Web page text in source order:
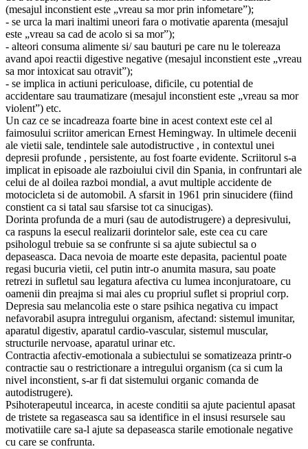
(mesajul inconstient este „vreau sa mor prin infometare”);
- se urca la mari inaltimi uneori fara o motivatie aparenta (mesajul
este „vreau sa cad de acolo si sa mor”);
- alteori consuma alimente si/ sau bauturi pe care nu le tolereaza
avand apoi reactii digestive negative (mesajul inconstient este „vreau
sa mor intoxicat sau otravit”);
- se implica in actiuni periculoase, dificile, cu potential de
accidentare sau traumatizare (mesajul inconstient este „vreau sa mor
violent”) etc.
Un caz ce se incadreaza foarte bine in acest context este cel al
faimosului scriitor american Ernest Hemingway. In ultimele decenii
ale vietii sale, tendintele sale autodistructive , in contextul unei
depresii profunde , persistente, au fost foarte evidente. Scriitorul s-a
implicat in episoade ale razboiului civil din Spania, in confruntari ale
celui de al doilea razboi mondial, a avut multiple accidente de
motocicleta si de automobil. A sfarsit in 1961 prin sinucidere (fiind
constient ca si tatal sau sfarsise tot ca sinucigas).
Dorinta profunda de a muri (sau de autodistrugere) a depresivului,
ca raspuns la esecul realizarii dorintelor sale, este cea cu care
psihologul trebuie sa se confrunte si sa ajute subiectul sa o
depaseasca. Daca nevoia de moarte este depasita, pacientul poate
regasi bucuria vietii, cel putin intr-o anumita masura, sau poate
retrezi in sufletul sau legatura afectiva cu lumea inconjuratoare, cu
oamenii din preajma si mai ales cu propriul suflet si propriul corp.
Depresia sau melancolia este o stare psihica negativa cu impact
nefavorabil asupra intregului organism, afectand: sistemul imunitar,
aparatul digestiv, aparatul cardio-vascular, sistemul muscular,
structurile nervoase, aparatul urinar etc.
Contractia afectiv-emotionala a subiectului se somatizeaza printr-o
contractie sau o restrictionare a intregului organism (ca si cum la
nivel inconstient, s-ar fi dat sistemului organic comanda de
autodistrugere).
Psihoterapeutul incearca, in aceste conditii sa ajute pacientul apasat
de tristete sa regaseasca sau sa identifice in el insusi resursele sau
motivatiile care sa-l ajute sa depaseasca starile emotionale negative
cu care se confrunta.